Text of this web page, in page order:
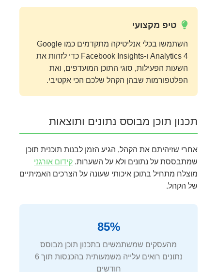
טיפ מקצועי
השתמשו בכלי אנליטיקה מתקדמים כמו Google
Analytics 4 ו-Facebook Insights כדי לזהות את
השעות הפעילות, סוגי התוכן המועדפים, ואת
הפלטפורמות שבהן הקהל שלכם הכי אקטיבי.
תכנון תוכן מבוסס נתונים ותוצאות
אחרי שזיהיתם את הקהל, הגיע הזמן לבנות תוכנית תוכן
שמתבססת על נתונים ולא על השערות. קידום אורגני
מוצלח מתחיל בתוכן איכותי שעונה על הצרכים האמיתיים
של הקהל.
85%
מהעסקים שמשתמשים בתכנון תוכן מבוסס
נתונים רואים עלייה משמעותית בהכנסות תוך 6
חודשים